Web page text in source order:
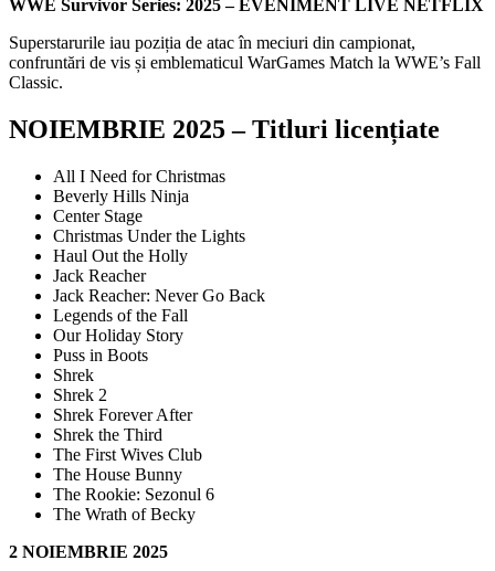
WWE Survivor Series: 2025 – EVENIMENT LIVE NETFLIX
Superstarurile iau poziția de atac în meciuri din campionat,
confruntări de vis și emblematicul WarGames Match la WWE’s Fall
Classic.
NOIEMBRIE 2025– Titluri licențiate
All I Need for Christmas
Beverly Hills Ninja
Center Stage
Christmas Under the Lights
Haul Out the Holly
Jack Reacher
Jack Reacher: Never Go Back
Legends of the Fall
Our Holiday Story
Puss in Boots
Shrek
Shrek 2
Shrek Forever After
Shrek the Third
The First Wives Club
The House Bunny
The Rookie: Sezonul 6
The Wrath of Becky
2 NOIEMBRIE 2025